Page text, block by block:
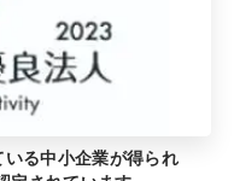
る中小企業が得られ